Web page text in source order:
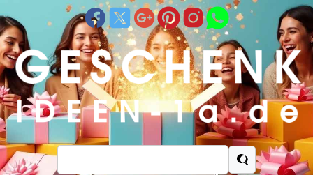
Suchen